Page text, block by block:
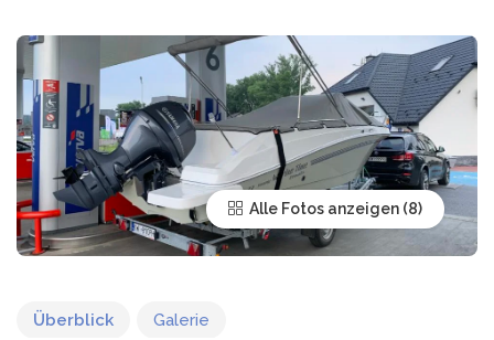
Alle Fotos anzeigen
Überblick Galerie